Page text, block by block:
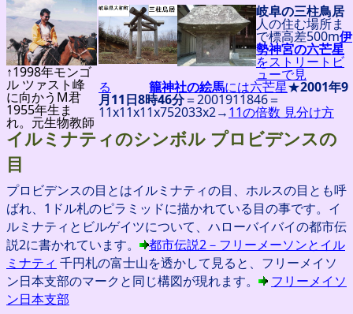
イルミナティのシンボル プロビデンスの
目
プロビデンスの目とはイルミナティの目、ホルスの目とも呼
ばれ、1ドル札のピラミッドに描かれている目の事です。イ
ルミナティとビルゲイツについて、ハローバイバイの都市伝
説2に書かれています。
都市伝説2－フリーメーソンとイル
ミナティ 千円札の富士山を透かして見ると、フリーメイソ
ン日本支部のマークと同じ構図が現れます。
フリーメイソ
ン日本支部
↑1998年モンゴ
ル ツァスト峰
に向かうM君
1955年生ま
れ。元生物教師
岐阜の三柱鳥居
人の住む場所ま
で標高差500m伊
勢神宮の六芒星
をストリートビ
ューで見
る 籠神社の絵馬には六芒星★2001年9
月11日8時46分＝2001911846＝
11x11x11x752033x2→11の倍数 見分け方